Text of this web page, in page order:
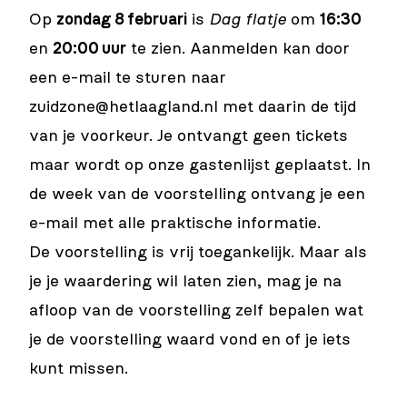
Op zondag 8 februari is Dag flatje om 16:30
en 20:00 uur te zien. Aanmelden kan door
een e-mail te sturen naar
zuidzone@hetlaagland.nl met daarin de tijd
van je voorkeur. Je ontvangt geen tickets
maar wordt op onze gastenlijst geplaatst. In
de week van de voorstelling ontvang je een
e-mail met alle praktische informatie.
De voorstelling is vrij toegankelijk. Maar als
je je waardering wil laten zien, mag je na
afloop van de voorstelling zelf bepalen wat
je de voorstelling waard vond en of je iets
kunt missen.